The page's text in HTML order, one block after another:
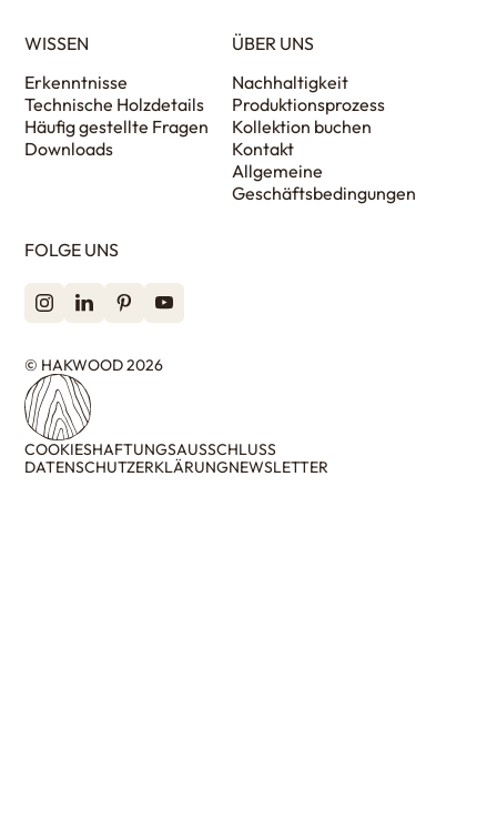
WISSEN
Erkenntnisse
Technische Holzdetails
Häufig gestellte Fragen
Downloads
ÜBER UNS
Nachhaltigkeit
Produktionsprozess
Kollektion buchen
Kontakt
Allgemeine
Geschäftsbedingungen
FOLGE UNS
© HAKWOOD 2026
COOKIESHAFTUNGSAUSSCHLUSS
DATENSCHUTZERKLÄRUNGNEWSLETTER